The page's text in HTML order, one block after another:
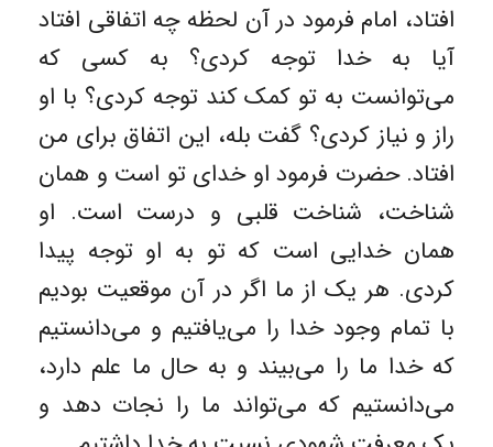
افتاد، امام فرمود در آن لحظه چه اتفاقی افتاد
آیا به خدا توجه کردی؟ به کسی که
می‌توانست به تو کمک کند توجه کردی؟ با او
راز و نیاز کردی؟ گفت بله، این اتفاق برای من
افتاد. حضرت فرمود او خدای تو است و همان
شناخت، شناخت قلبی و درست است. او
همان خدایی است که تو به او توجه پیدا
کردی. هر یک از ما اگر در آن موقعیت بودیم
با تمام وجود خدا را می‌یافتیم و می‌دانستیم
که خدا ما را می‌بیند و به حال ما علم دارد،
می‌دانستیم که می‌تواند ما را نجات دهد و